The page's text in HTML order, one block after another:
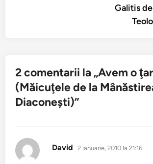
Galitis
2 comentarii la „Avem o
(Măicuţele de la
Diaconeşti)”
David spune:
2 ianuarie, 2010 la 21:16